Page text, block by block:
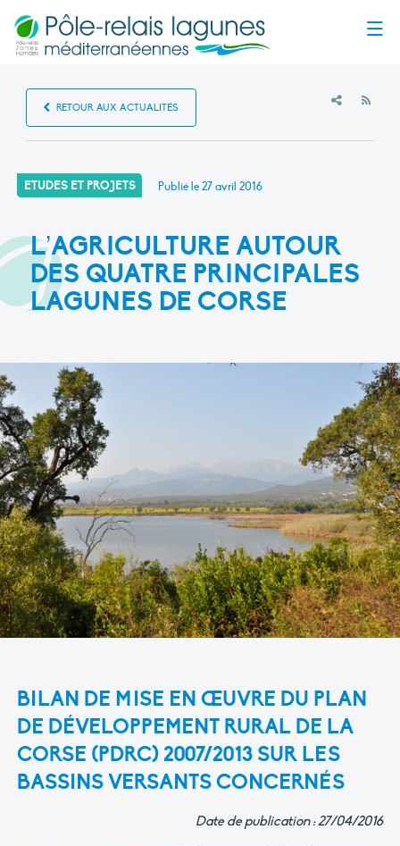
RETOUR AUX ACTUALITÉS
ETUDES ET PROJETS Publié le27 avril 2016
L’AGRICULTURE AUTOUR
DES QUATRE PRINCIPALES
LAGUNES DE CORSE
BILAN DE MISE EN ŒUVRE DU PLAN
DE DÉVELOPPEMENT RURAL DE LA
CORSE (PDRC) 2007/2013 SUR LES
BASSINS VERSANTS CONCERNÉS
Date de publication : 27/04/2016